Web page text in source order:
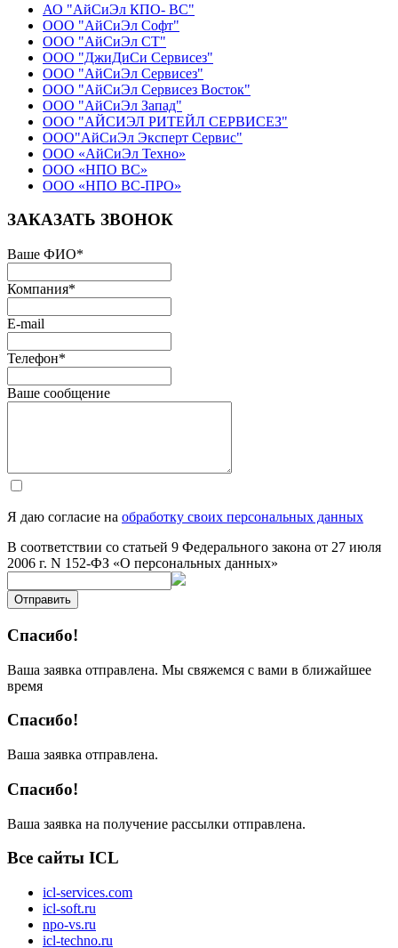
АО "АйСиЭл КПО- ВС"
ООО "АйСиЭл Софт"
ООО "АйСиЭл СТ"
ООО "ДжиДиСи Сервисез"
ООО "АйСиЭл Сервисез"
ООО "АйСиЭл Сервисез Восток"
ООО "АйСиЭл Запад"
ООО "АЙСИЭЛ РИТЕЙЛ СЕРВИСЕЗ"
ООО"АйСиЭл Эксперт Сервис"
ООО «АйСиЭл Техно»
ООО «НПО ВС»
ООО «НПО ВС-ПРО»
ЗАКАЗАТЬ ЗВОНОК
Ваше ФИО*
Компания*
E-mail
Телефон*
Ваше сообщение
Я даю согласие на обработку своих персональных данных
В соответствии со статьей 9 Федерального закона от 27 июля
2006 г. N 152-ФЗ «О персональных данных»
Отправить
Спасибо!
Ваша заявка отправлена. Мы свяжемся с вами в ближайшее
время
Спасибо!
Ваша заявка отправлена.
Спасибо!
Ваша заявка на получение рассылки отправлена.
Все сайты ICL
icl-services.com
icl-soft.ru
npo-vs.ru
icl-techno.ru